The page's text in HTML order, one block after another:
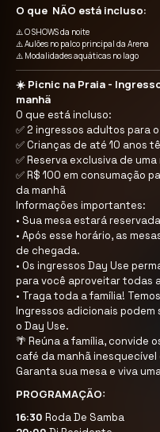
O que NÃO está incluso:
⚠️ O SHOWS da noite
⚠️ Aulões no palco principal da Arena
⚠️ Modalidades aquáticas no lago
☀️ Picnic na Praia -
manhã
O que está incluso:
✅ 2 ingressos adultos para
✅ Crianças de até 10 anos
✅ Reserva exclusiva de
✅ R$ 100 em consumação
da manhã
Informações importantes:
•⁠ ⁠Sua mesa estará
•⁠ ⁠Após esse horário, as
de chegada.
•⁠ ⁠Os ingressos Day Use
para você aproveitar todas
•⁠ ⁠Traga toda a família!
Ingressos adicionais
o Day Use.
🌴 Reúna a família, convide
café da manhã
Garanta sua mesa e viva
PROGRAMAÇÃO:
16:30 Roda De Samba